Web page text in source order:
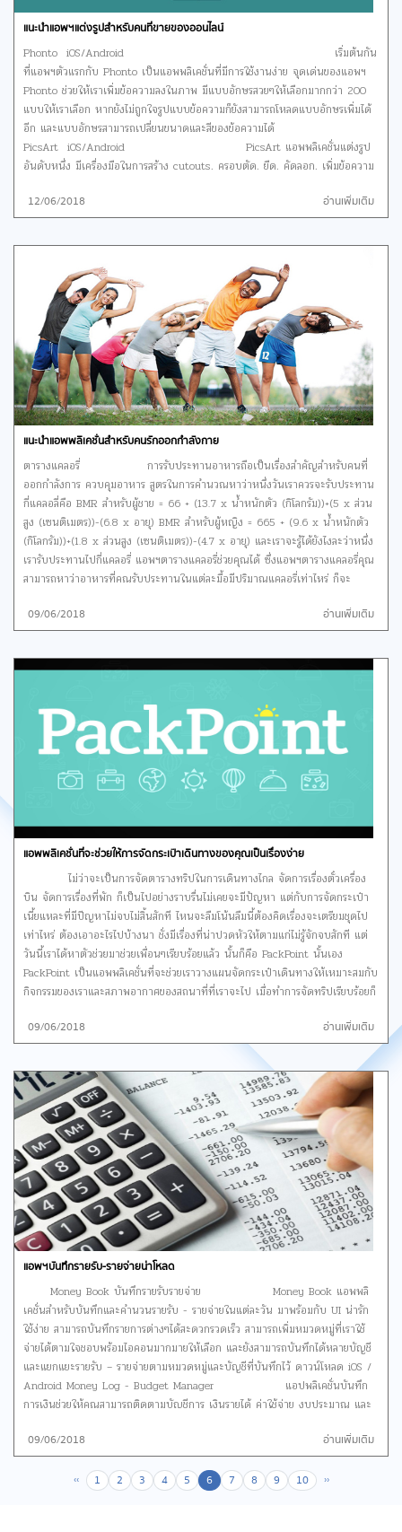
แนะนำแอพฯแต่งรูปสำหรับคนที่ขายของออนไลน์
Phonto iOS/Android เริ่มต้นกัน
ที่แอพฯตัวแรกกับ Phonto เป็นแอพพลิเคชั่นที่มีการใช้งานง่าย จุดเด่นของแอพฯ
Phonto ช่วยให้เราเพิ่มข้อความลงในภาพ มีแบบอักษรสวยๆให้เลือกมากกว่า 200
แบบให้เราเลือก หากยังไม่ถูกใจรูปแบบข้อความก็ยังสามารถโหลดแบบอักษรเพิ่มได้
อีก และแบบอักษรสามารถเปลี่ยนขนาดและสีของข้อความได้
PicsArt iOS/Android PicsArt แอพพลิเคชั่นแต่งรูป
อันดับหนึ่ง มีเครื่องมือในการสร้าง cutouts, ครอบตัด, ยืด, คัดลอก, เพิ่มข้อความ
ได้เลือกตกแต่งชิ้นงาน แม่ค้า พ่อค้าออนไลน์ทั้งหลายไม่ควรพลาด PinkMoon
iOS/Android PinkMoon กล้องฟิล
เตอร์สีชมพูที่ได้ต้นแบบมาจากนกฟลามิงโก้ ทำให้ภาพถ่ายของเรามีสีสันที่ดูอ่อนโยน
และน่ารัก มีฟิลเตอร์สีสันสดใสให้เราได้เลือกมากมาย สามารถแก้ไขปรับแสง เงา
ความอิ่มตัวของแสง ความสว่างของรูปภาพตามที่เราต้องการ อยากได้รูปภาพแนว
ชิลๆก็ต้องโหลดเลยค่ะ PhotoMark Android
แอพฯแต่งภาพที่เป็นที่นิยมในกลุ่มแต่งภาพอีกตัวที่มีเครื่องมือให้สามารถ
แก้ไข้ภาพไม่ว่าจะเป็น การตัด เพิ่มตัวอักษร เพิ่มสติกเกอร์ และฟิลเตอร์สวยๆ
มากมายที่จะทำให้ผลงานของเราออกมาน่าสนใจ โดดเด่นมากขึ้น กว่าใครโดยตัวฟิล
เตอร์ที่มีสีสันสดใส แถมยังใช้งานง่ายอีกด้วย Rhonna Designs iOS/Android
แอพพลิเคชั่นที่เราสามารถเลือกใส่ข้อความที่
มีแบบตัวอักษรให้เลือกมากมาย สติกเกอร์ไว้ตกแต่งรูปน่ารักๆ กรอปรูปเก๋ๆ ให้เราได้
เลือกตกแต่งภาพ และยังมีฟิลเตอร์ที่เราสามารถปรับลดได้ว่าต้องการให้รูปออกมา
แบบไหน สำหรับสายที่ชอบแต่งภาพแนววิเทจ เก๋ๆ ไม่ควรพลาลเลยละค่ะ
12/06/2018 อ่านเพิ่มเติม
แนะนำแอพพลิเคชั่นสำหรับคนรักออกกำลังกาย
ตารางแคลอรี่ การรับประทานอาหารถือเป็นเรื่องสำคัญสำหรับคนที่
ออกกำลังการ ควบคุมอาหาร สูตรในการคำนวณหาว่าหนึ่งวันเราควรจะรับประทาน
กี่แคลอลี่คือ BMR สำหรับผู้ชาย = 66 + (13.7 x น้ำหนักตัว (กิโลกรัม))+(5 x ส่วน
สูง (เซนติเมตร))-(6.8 x อายุ) BMR สำหรับผู้หญิง = 665 + (9.6 x น้ำหนักตัว
(กิโลกรัม))+(1.8 x ส่วนสูง (เซนติเมตร))-(4.7 x อายุ) และเราจะรู้ได้ยังไงละว่าหนึ่ง
เรารับประทานไปกี่แคลอรี่ แอพฯตารางแคลอรี่ช่วยคุณได้ ซึ่งแอพฯตารางแคลอรี่คุณ
สามารถหาว่าอาหารที่คุณรับประทานในแต่ละมื้อมีปริมาณแคลอรี่เท่าไหร่ ก็จะ
ไหม ไม่มีติดเครื่องคงไม่ได้แล้วและแอพฯก็ยังเป็นภาษาไทยอีกด้วย
ดาวน์โหลด Android 30 Day Fitness Challenge สำหรับมือใหม่
ในการออกกำลังกายไม่รู้ควรเริ่มต้นอย่างไรต้องออกท่าไหนกี่เซต กี่นาที บอกเลยว่า
30 Day Fitness Challenge แอพพลิเคชั่นที่จะช่วยเราจัดตารางการออกกำลังกาย
กำลังกายให้คุณมีเทรนเนอร์ ส่วนตัวแบบโดยไม่เสียเงินสักบาท ดาวน์โหลด iOS /
Android Zumba Dance มาเอาใจสายเต้นกันบ้างกับ Zumba
Dance แอพฯออกกำลังการในรูปแบบของเกมเต้น ซึ่งเราสามารถเลือกได้ว่าเราจะ
เต้นวันไหนบ้าง วันละกี่นาที และที่เด็ดที่สุดคือสามารถบอกคุณได้ด้วยว่าคุณเต้นใน
ครั้งนี้เผาผลาญแคลลอรี่ไปเท่าไหร่ มีประโยชน์อย่างนี้ไม่โหลดไม่ได้แล้ว ดาวน์โหลด
มาเอาใจสายวิ่งกันบ้างกับ IA Vitality ที่จะช่วยดูแลเราในทุกๆการวิ่งและสุขภาพ
ของเรา ช่วยติดตามความคืบหน้าในการวิ่ง ติดตามการออกกำลังกายและแม้แต่การ
ตรวจสอบน้ำหนักและค่าดัชนีมวลกายของเราเพื่อให้เรารู้ว่าควรจะลดหรือเพิ่มน้ำหนัก
ดี ดาวน์โหลด iOS / Android Moves แอพพลิเคชั่นที่จะค่อย
ติดตามการเคลื่อนไหวของเราแบบอัตโนมัติ ไม่ว่าจะเป็นการบันทึกการเดิน การวิ่ง
รวมไปถึงการขี่จักรยาน ยังมีแทร็คเส้นทางที่เราเดินทางไว้ด้วย และในทุกๆวันก็จะมี
การสรุปว่าเราเกินไปกี่ก้าว วิ่งกี่นาที ปั่นจักรยานกี่นาทีแล้วคำนวณว่าเราเผาผลาญ
ไปกี่แคลลอรี่ในแต่ละวัน ดาวน์โหลด iOS / Android
อ้างอิง:http://www.cleothailand.com
09/06/2018 อ่านเพิ่มเติม
แอพพลิเคชั่นที่จะช่วยให้การจัดกระเป๋าเดินทางของคุณเป็นเรื่องง่าย
ไม่ว่าจะเป็นการจัดตารางทริปในการเดินทางไกล จัดการเรื่องตั๋วเครื่อง
บิน จัดการเรื่องที่พัก ก็เป็นไปอย่างราบรื่นไม่เคยจะมีปัญหา แต่กับการจัดกระเป๋า
เนี้ยแหละที่มีปีญหาไม่จบไม่สิ้นสักที ไหนจะลืมโน้นลืมนี้ต้องคิดเรื่องจะเตรียมชุดไป
เท่าไหร่ ต้องเอาอะไรไปบ้างนา ชั่งมีเรื่องที่น่าปวดหัวให้ตามแก่ไม่รู้จักจบสักที แต่
วันนี้เราได้หาตัวช่วยมาช่วยเพื่อนๆเรียบร้อยแล้ว นั้นก็คือ PackPoint นั้นเอง
PackPoint เป็นแอพพลิเคชั่นที่จะช่วยเราวางแผนจัดกระเป๋าเดินทางให้เหมาะสมกับ
กิจกรรมของเราและสภาพอากาศของสถนาที่ที่เราจะไป เมื่อทำการจัดทริปเรียบร้อยก็
การใช้งาน PackPoint ก่อนง่ายมากๆเลยละค่ะ
เมื่อทำการโหลดแอพพลิเคชั่นมา
เรียบร้อยแล้ว เปิดแอพฯระบบก็จะให้เลือกเพศ
เข้ามาหน้าหลักเมื่อเรามีทริปก็แค่กรอก สถานที่ที่เราจะไป เริ่มไปวันที่
เท่าไหร่ ระยะเวลาที่เราไปและประเภทการเดินทางว่าไปเพื่อเที่ยวหรือไปเพื่อทำงาน
จากนั้นก็เลือกกิจกรรมใน
ระหว่างการเที่ยวของคุณและเลือกว่าคุณต้องการแบบเอาชุดไปเปลี่ยนปกติหรือแบบ
ซักรีด ระบบก็จะมีลิสรายการที่ต้องเตรียมมาให้เราเมื่อจัดของ
ชิ้นไหนเสร็จก็ทำการติ๊กถูก เป็นยังไงบ้างค่ะการใช้ก็ง่ายแถมยังเป็นประโยชน์ขนาดนี้
ไม่โหลดไม่ได้แล้วนะคะ ดาวน์โหลด iOS / Android
09/06/2018 อ่านเพิ่มเติม
แอพฯบันทึกรายรับ-รายจ่ายน่าโหลด
Money Book บันทึกรายรับรายจ่าย Money Book แอพพลิ
เคชั่นสำหรับบันทึกและคำนวนรายรับ - รายจ่ายในแต่ละวัน มาพร้อมกับ UI น่ารัก
ใช้ง่าย สามารถบันทึกรายการต่างๆได้สะดวกรวดเร็ว สามารถเพิ่มหมวดหมู่ที่เราใช้
จ่ายได้ตามใจชอบพร้อมไอคอนมากมายให้เลือก และยังสามารถบันทึกได้หลายบัญชี
และแยกแยะรายรับ – รายจ่ายตามหมวดหมู่และบัญชีที่บันทึกไว้ ดาวน์โหลด iOS /
Android Money Log - Budget Manager แอปพลิเคชั่นบันทึก
การเงินช่วยให้คุณสามารถติดตามบัญชีการ เงินรายได้ ค่าใช้จ่าย งบประมาณ และ
ประสิทธิภาพ แอพฯยังช่วยให้คุณเห็นภาพรวมของค่าใช้จ่าย รายได้และงบประมาณ
ได้ชัดเจนมากขึ้นและยังสามารถซิงค์ค่าใช้จ่ายและรายได้ระหว่างอุปกรณ์ต่างๆ
ดาวน์โหลด iOS Cash.Book อีกหนึ่งแอพพลิเคชั่นบันทึก
09/06/2018 อ่านเพิ่มเติม
‹‹ 1 2 3 4 5 6 7 8 9 10 ››